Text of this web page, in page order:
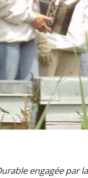
engagée par